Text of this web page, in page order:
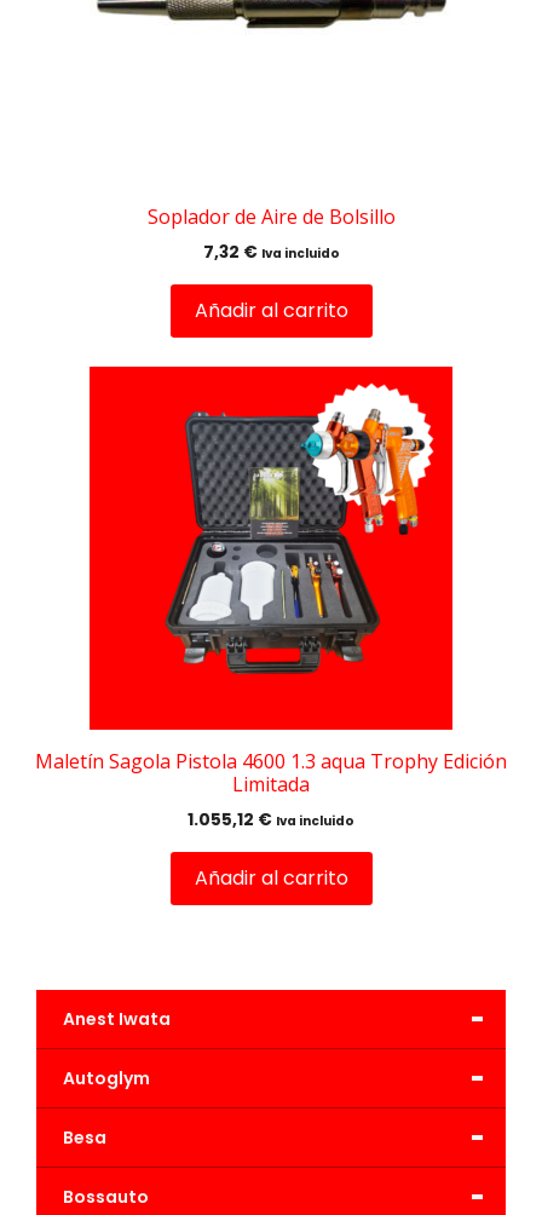
Soplador de Aire de Bolsillo
7,32 € Iva incluido
Añadir al carrito
Maletín Sagola Pistola 4600 1.3 aqua Trophy Edición
Limitada
1.055,12 € Iva incluido
Añadir al carrito
-
Anest Iwata
-
Autoglym
-
Besa
-
Bossauto